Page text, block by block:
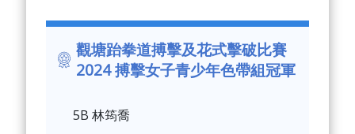
觀塘跆拳道搏擊及花式擊破比賽
2024 搏擊女子青少年色帶組冠軍
5B 林筠喬